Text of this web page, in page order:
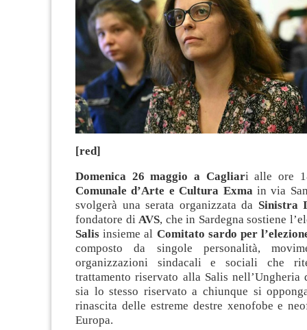
[red]
Domenica 26 maggio a Cagliari alle ore
Comunale d’Arte e Cultura Exma in via
svolgerà una serata organizzata da Sinistra
fondatore di AVS, che in Sardegna sostiene
Salis insieme al Comitato sardo per
composto da singole personalità,
organizzazioni sindacali e sociali che
trattamento riservato alla Salis
sia lo stesso riservato a chiunque si
rinascita delle estreme destre xenofobe e
Europa.